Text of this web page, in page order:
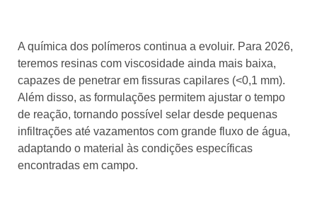
A química dos polímeros continua a evoluir. Para 2026,
teremos resinas com viscosidade ainda mais baixa,
capazes de penetrar em fissuras capilares (<0,1 mm).
Além disso, as formulações permitem ajustar o tempo
de reação, tornando possível selar desde pequenas
infiltrações até vazamentos com grande fluxo de água,
adaptando o material às condições específicas
encontradas em campo.